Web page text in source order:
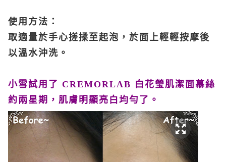
使用方法：
取適量於手心搓揉至起泡，於面上輕輕按摩後
以溫水沖洗。
小雪試用了 CREMORLAB
白花瑩肌潔面慕絲
約兩星期，肌膚明顯亮白均勻了。